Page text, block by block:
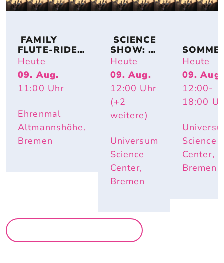
FAMILY
FLUTE-RIDE:
DUO
FLUTASTIC
Heute
09. Aug.
11:00 Uhr
Ehrenmal
Altmannshöhe,
Bremen
SCIENCE
SHOW:
TIERISCH
HEISS – W
ARUM R
OTE W
ANGEN U
ND E
LEFANTE
IM S
OMMER N
ÜTZLICH
SIND
Heute
09. Aug.
12:00 Uhr
(+2
weitere)
Universum
Science
Center,
Bremen
SAUSE –
GROSSE G
EFÜHLE
Heute
09. Aug.
12:00-
18:00
Science
Center,
Bremen